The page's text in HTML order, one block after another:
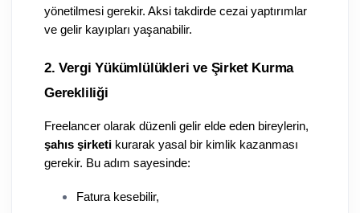
yönetilmesi gerekir. Aksi takdirde cezai yaptırımlar
ve gelir kayıpları yaşanabilir.
2. Vergi Yükümlülükleri ve Şirket Kurma
Gerekliliği
şahıs şirketi kurarak yasal bir kimlik kazanması
gerekir. Bu adım sayesinde:
Fatura kesebilir,